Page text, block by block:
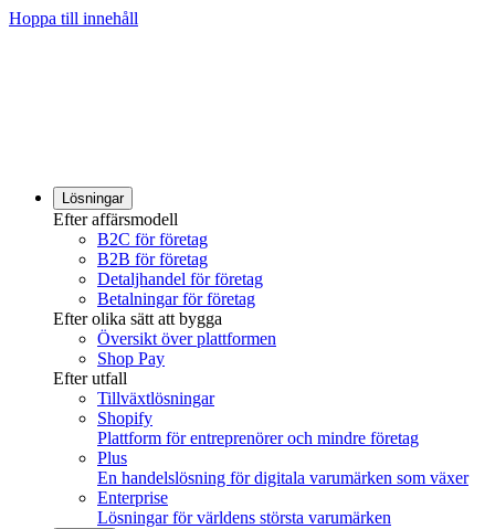
Hoppa till innehåll
Lösningar
Efter affärsmodell
B2C för företag
B2B för företag
Detaljhandel för företag
Betalningar för företag
Efter olika sätt att bygga
Översikt över plattformen
Shop Pay
Efter utfall
Tillväxtlösningar
Shopify
Plattform för entreprenörer och mindre företag
Plus
En handelslösning för digitala varumärken som växer
Enterprise
Lösningar för världens största varumärken